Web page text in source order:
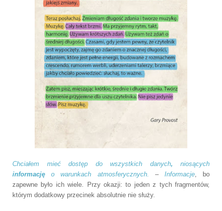
Chciałem mieć dostęp do wszystkich danych, niosących
informację o warunkach atmosferycznych. – Informacje, bo
zapewne było ich wiele. Przy okazji: to jeden z tych fragmentów,
którym dodatkowy przecinek absolutnie nie służy.